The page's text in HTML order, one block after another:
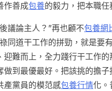
作善成包養的毅力，把本職任
議論主人？”再也顧不包養網
同道干工作的拼勁，就是要
難而上，全力踐行干工作的
到最優最好。把該挑的擔子
產黨員的模范感包養行情化。